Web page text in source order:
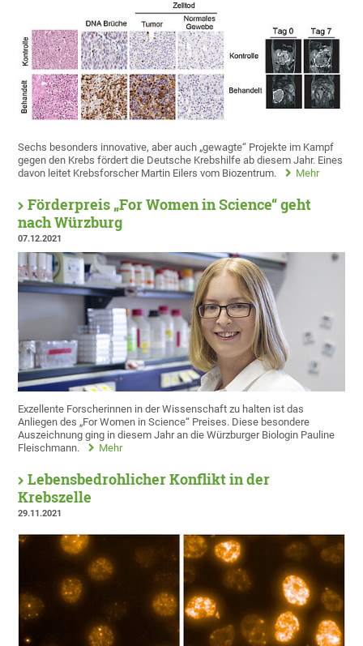
Sechs besonders innovative, aber auch „gewagte“ Projekte im Kampf
gegen den Krebs fördert die Deutsche Krebshilfe ab diesem Jahr. Eines
davon leitet Krebsforscher Martin Eilers vom Biozentrum.
Mehr
Förderpreis „For Women in Science“ geht
nach Würzburg
07.12.2021
Exzellente Forscherinnen in der Wissenschaft zu halten ist das
Anliegen des „For Women in Science“ Preises. Diese besondere
Auszeichnung ging in diesem Jahr an die Würzburger Biologin Pauline
Fleischmann.
Mehr
Lebensbedrohlicher Konflikt in der
Krebszelle
29.11.2021